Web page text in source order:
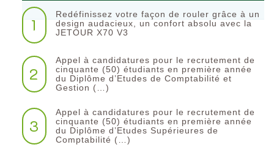
1
Redéfinissez votre façon de rouler grâce à un
design audacieux, un confort absolu avec la
JETOUR X70 V3
2
Appel à candidatures pour le recrutement de
cinquante (50) étudiants en première année
du Diplôme d’Etudes de Comptabilité et
Gestion (…)
3
Appel à candidatures pour le recrutement de
cinquante (50) étudiants en première année
du Diplôme d’Etudes Supérieures de
Comptabilité (…)